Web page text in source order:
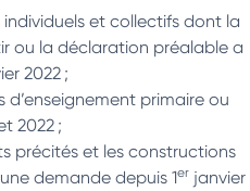
et collectifs dont la
ou la déclaration préalable a
2022 ;
primaire ou
2022 ;
précités et les constructions
demande depuis 1er janvier